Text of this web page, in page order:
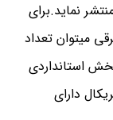
منتشر نماید.برای
میتوان تعداد
بخش استانداردی
دارای